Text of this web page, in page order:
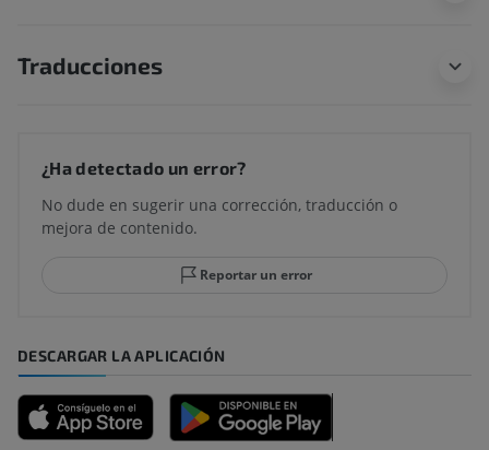
Traducciones
¿Ha detectado un error?
No dude en sugerir una corrección, traducción o
mejora de contenido.
Reportar un error
DESCARGAR LA APLICACIÓN